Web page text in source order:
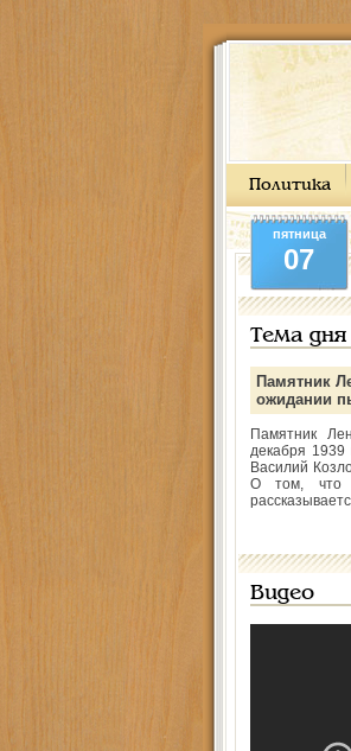
Политика
пятница
07
Тема дня
Памятник
ожидании
Памятник
декабря 1939
Василий
О том, что
Видео